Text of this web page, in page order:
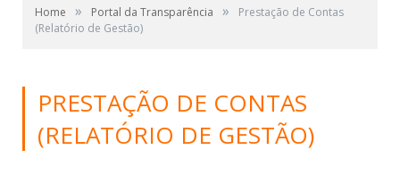
Home » Portal da Transparência »
Prestação de Contas
(Relatório de Gestão)
PRESTAÇÃO DE CONTAS
(RELATÓRIO DE GESTÃO)